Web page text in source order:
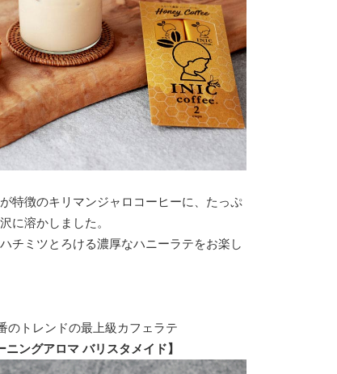
特徴のキリマンジャロコーヒーに、たっぷ
に溶かしました。
チミツとろける濃厚なハニーラテをお楽し
のトレンドの最上級カフェラテ
ニングアロマ バリスタメイド】